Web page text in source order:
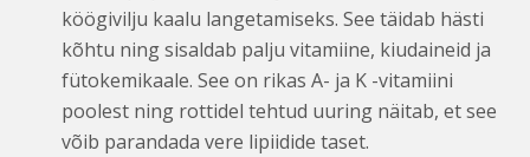
köögivilju kaalu langetamiseks. See täidab hästi
kõhtu ning sisaldab palju vitamiine, kiudaineid ja
fütokemikaale. See on rikas A- ja K -vitamiini
poolest ning rottidel tehtud uuring näitab, et see
võib parandada vere lipiidide taset.